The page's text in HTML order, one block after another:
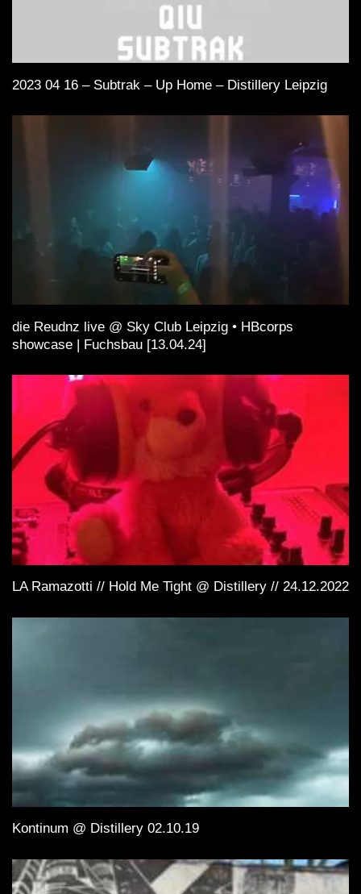
2023 04 16 – Subtrak – Up Home – Distillery Leipzig
die Reudnz live @ Sky Club Leipzig • HBcorps
showcase | Fuchsbau [13.04.24]
LA Ramazotti // Hold Me Tight @ Distillery // 24.12.2022
Kontinum @ Distillery 02.10.19